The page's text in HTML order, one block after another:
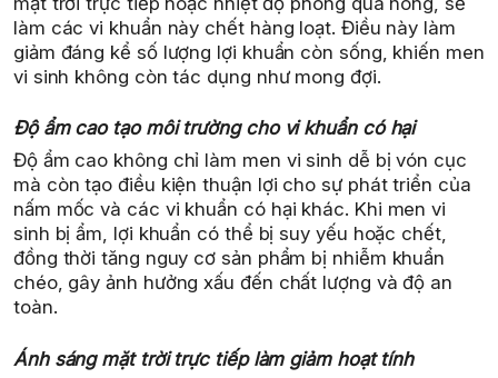
làm các vi khuẩn này chết hàng loạt. Điều này làm
giảm đáng kể số lượng lợi khuẩn còn sống, khiến men
vi sinh không còn tác dụng như mong đợi.
Độ ẩm cao tạo môi trường cho vi khuẩn có hại
Độ ẩm cao không chỉ làm men vi sinh dễ bị vón cục
mà còn tạo điều kiện thuận lợi cho sự phát triển của
nấm mốc và các vi khuẩn có hại khác. Khi men vi
sinh bị ẩm, lợi khuẩn có thể bị suy yếu hoặc chết,
đồng thời tăng nguy cơ sản phẩm bị nhiễm khuẩn
chéo, gây ảnh hưởng xấu đến chất lượng và độ an
toàn.
Ánh sáng mặt trời trực tiếp làm giảm hoạt tính